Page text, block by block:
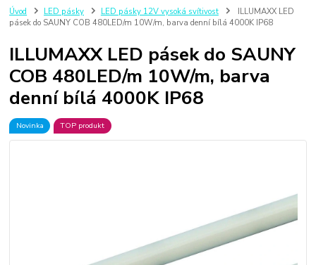
Úvod LED pásky LED pásky 12V vysoká svítivost
ILLUMAXX LED
pásek do SAUNY COB 480LED/m 10W/m, barva denní bílá 4000K IP68
ILLUMAXX LED pásek do SAUNY
COB 480LED/m 10W/m, barva
denní bílá 4000K IP68
Novinka TOP produkt